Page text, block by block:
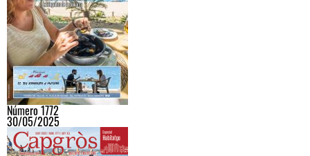
Número 1772
30/05/2025